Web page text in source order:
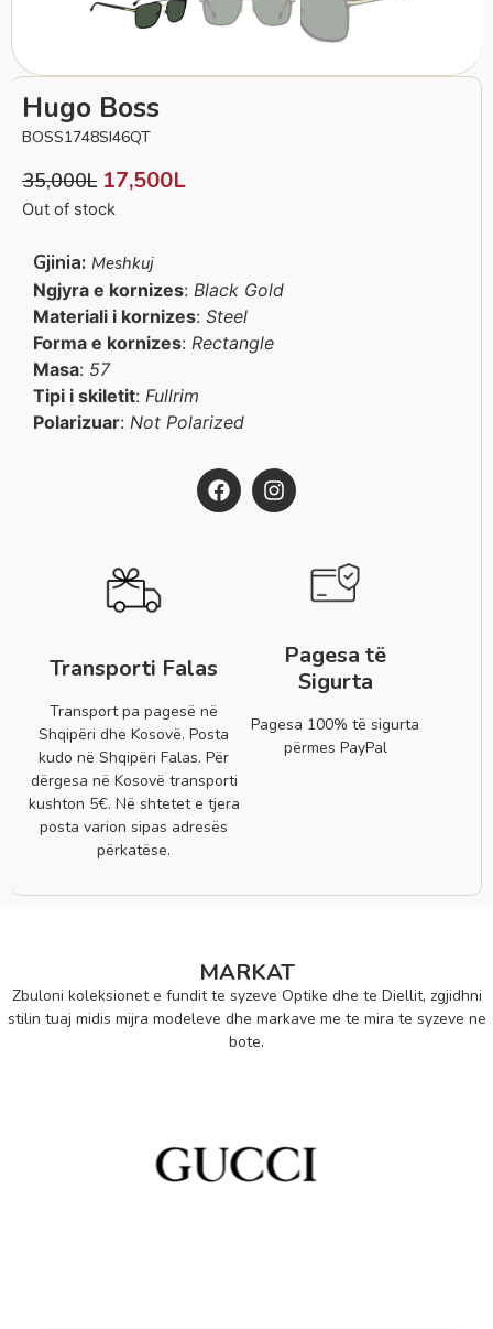
Hugo Boss
BOSS1748SI46QT
35,000L 17,500L
Out of stock
Gjinia: Meshkuj
Ngjyra e kornizes: Black Gold
Materiali i kornizes: Steel
Forma e kornizes: Rectangle
Masa: 57
Tipi i skiletit: Fullrim
Polarizuar: Not Polarized
Transporti Falas
Transport pa pagesë në
Shqipëri dhe Kosovë. Posta
kudo në Shqipëri Falas. Për
dërgesa në Kosovë transporti
kushton 5€. Në shtetet e tjera
posta varion sipas adresës
përkatëse.
Pagesa të
Sigurta
Pagesa 100% të sigurta
përmes PayPal
MARKAT
Zbuloni koleksionet e fundit te syzeve Optike dhe te Diellit, zgjidhni
stilin tuaj midis mijra modeleve dhe markave me te mira te syzeve ne
bote.